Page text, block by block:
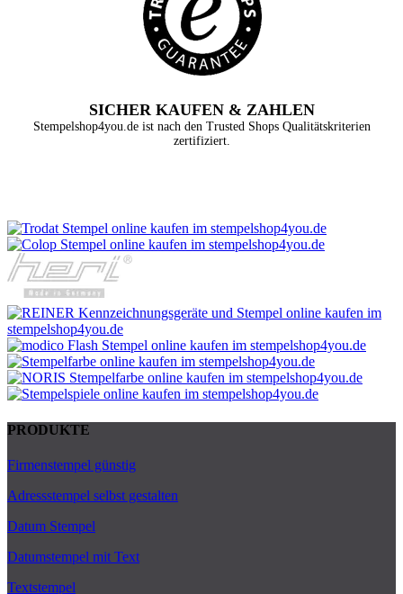
SICHER KAUFEN & ZAHLEN
Stempelshop4you.de ist nach den Trusted Shops Qualitätskriterien
zertifiziert.
PRODUKTE
Firmenstempel günstig
Adressstempel selbst gestalten
Datum Stempel
Datumstempel mit Text
Textstempel